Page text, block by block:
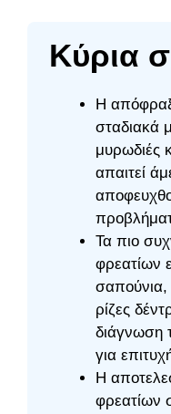
Κύρια
Η
σταδιακά
μυρωδιές
απαιτεί
Τα πιο
φρεατίων
σαπούνια,
ρίζες
διάγνωση
για
Η
φρεατίων